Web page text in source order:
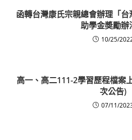
函轉台灣康氏宗親總會辦理「
助學金奬勵辦
10/25/
高一、高二111-2學習歷程檔案
次公告)
07/11/